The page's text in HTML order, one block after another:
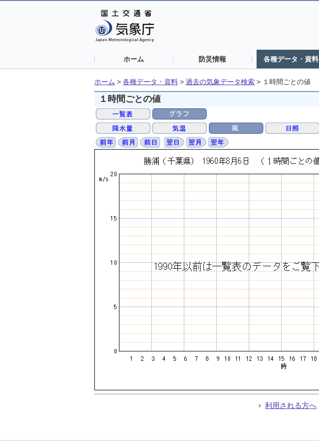
ホーム 防災情報 各種データ・資料
ホーム > 各種データ・資料 > 過去の気象データ検索 > １時間ごとの値
１時間ごとの値
利用される方へ